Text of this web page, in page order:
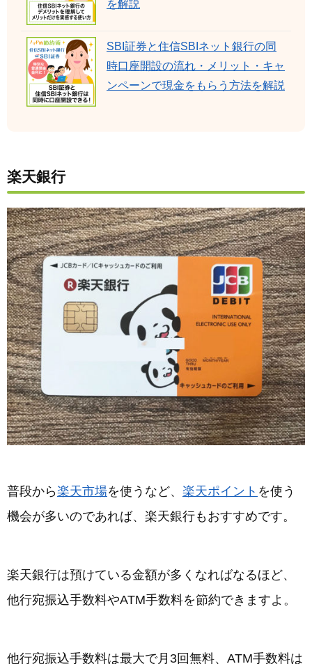
を解説
SBI証券と住信SBIネット銀行の同
時口座開設の流れ・メリット・キャ
ンペーンで現金をもらう方法を解説
楽天銀行
普段から楽天市場を使うなど、 楽天ポイント を使う
機会が多いのであれば、楽天銀行もおすすめです。
楽天銀行は預けている金額が多くなればなるほど、
他行宛振込手数料やATM手数料を節約できますよ。
他行宛振込手数料は最大で月3回無料、ATM手数料は